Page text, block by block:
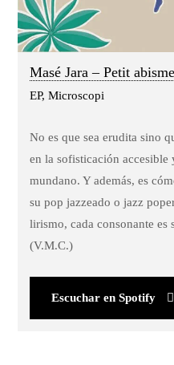
Masé Jara – Petit abisme
EP, Microscopi
No es que sea erudita sino
en la sofisticación
mundano. Y además, es
su pop jazzeado o jazz
lirismo, cada consonante es
(V.M.C.)
Escuchar en Spotify